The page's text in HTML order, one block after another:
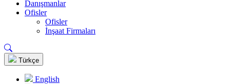
Danışmanlar
Ofisler
Ofisler
İnşaat Firmaları
Türkçe
English